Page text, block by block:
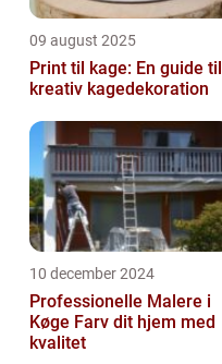
09 august 2025
Print til kage: En guide til
kreativ kagedekoration
10 december 2024
Professionelle Malere i
Køge Farv dit hjem med
kvalitet